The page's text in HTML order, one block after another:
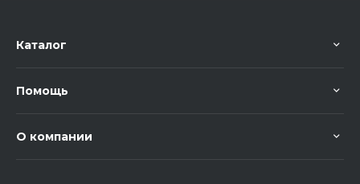
Каталог
Помощь
О компании